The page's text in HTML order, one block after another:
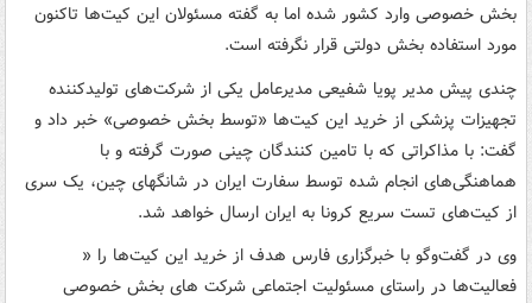
بخش خصوصی وارد کشور شده اما به گفته مسئولان این کیت‌ها تاکنون
مورد استفاده بخش دولتی قرار نگرفته است.
چندی پیش مدیر پویا شفیعی مدیرعامل یکی از شرکت‌های تولیدکننده
تجهیزات پزشکی از خرید این کیت‌ها «توسط بخش خصوصی» خبر داد و
گفت: با مذاکراتی که با تامین کنندگان چینی صورت گرفته و با
هماهنگی‌های انجام شده توسط سفارت ایران در شانگهای چین، یک سری
از کیت‌های تست سریع کرونا به ایران ارسال خواهد شد.
وی در گفت‌وگو با خبرگزاری فارس هدف از خرید این کیت‌ها را «
فعالیت‌ها در راستای مسئولیت اجتماعی شرکت های بخش خصوصی